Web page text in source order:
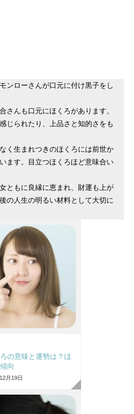
ンローさんが口元に付け黒子をし
さんも口元にほくろがあります。
じられたり、上品さと知的さをも
く生まれつきのほくろには前世か
ます。目立つほくろほど意味合い
ともに良縁に恵まれ、財運も上が
の人生の明るい材料として大切に
の意味と運勢は？ほ
向
月19日